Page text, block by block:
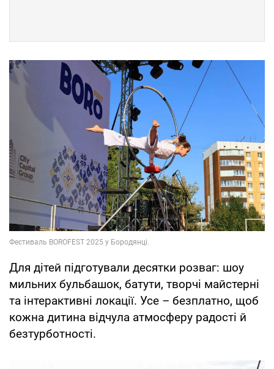
Для дітей підготували десятки розваг: шоу
мильних бульбашок, батути, творчі майстерні
та інтерактивні локації. Усе – безплатно, щоб
кожна дитина відчула атмосферу радості й
безтурботності.